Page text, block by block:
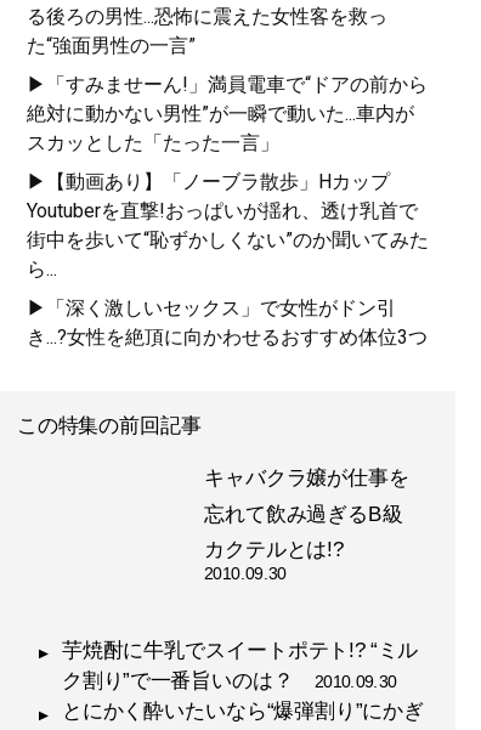
る後ろの男性...恐怖に震えた女性客を救っ
た“強面男性の一言”
▶「すみませーん!」満員電車で“ドアの前から
絶対に動かない男性”が一瞬で動いた...車内が
スカッとした「たった一言」
▶【動画あり】「ノーブラ散歩」Hカップ
Youtuberを直撃!おっぱいが揺れ、透け乳首で
街中を歩いて“恥ずかしくない”のか聞いてみた
ら...
▶「深く激しいセックス」で女性がドン引
き...?女性を絶頂に向かわせるおすすめ体位3つ
この特集の前回記事
キャバクラ嬢が仕事を
忘れて飲み過ぎるB級
カクテルとは!?
2010.09.30
芋焼酎に牛乳でスイートポテト!? “ミル
ク割り”で一番旨いのは？ 2010.09.30
とにかく酔いたいなら“爆弾割り”にかぎ